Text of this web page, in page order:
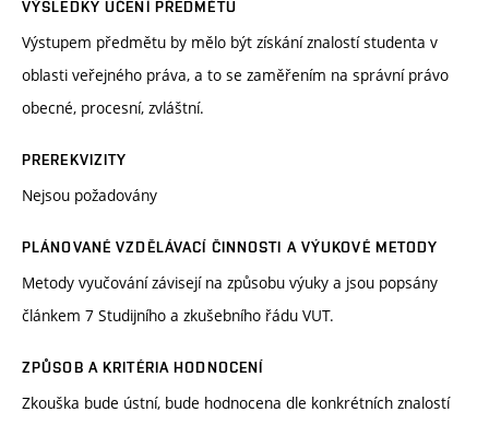
VÝSLEDKY UČENÍ PŘEDMĚTU
Výstupem předmětu by mělo být získání znalostí studenta v
oblasti veřejného práva, a to se zaměřením na správní právo
obecné, procesní, zvláštní.
PREREKVIZITY
Nejsou požadovány
PLÁNOVANÉ VZDĚLÁVACÍ ČINNOSTI A VÝUKOVÉ METODY
Metody vyučování závisejí na způsobu výuky a jsou popsány
článkem 7 Studijního a zkušebního řádu VUT.
ZPŮSOB A KRITÉRIA HODNOCENÍ
Zkouška bude ústní, bude hodnocena dle konkrétních znalostí